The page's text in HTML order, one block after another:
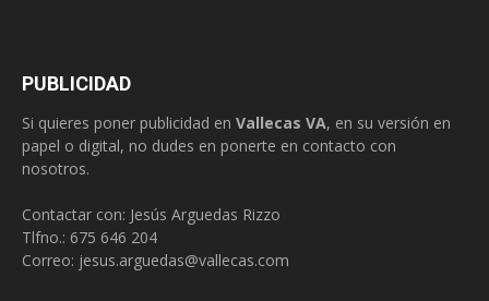
PUBLICIDAD
Si quieres poner publicidad en Vallecas VA, en su versión en
papel o digital, no dudes en ponerte en contacto con
nosotros.
Contactar con: Jesús Arguedas Rizzo
Tlfno.: 675 646 204
Correo: jesus.arguedas@vallecas.com